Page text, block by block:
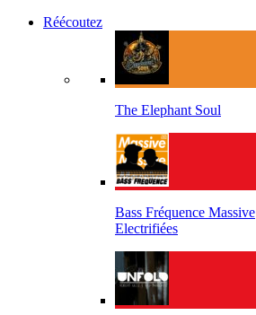
Réécoutez
The Elephant Soul
Bass Fréquence Massive
Electrifiées